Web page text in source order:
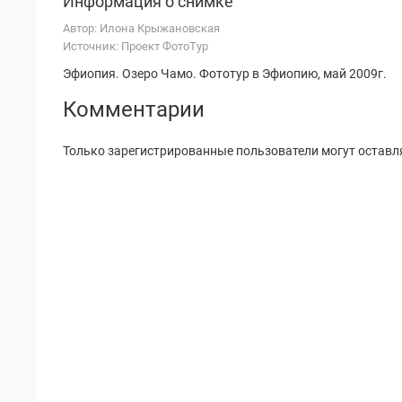
Автор: Илона Крыжановская
Источник: Проект ФотоТур
Эфиопия. Озеро Чамо. Фототур в Эфиопию, май 2009г.
Комментарии
Только зарегистрированные пользователи могут